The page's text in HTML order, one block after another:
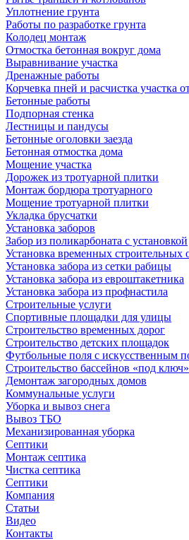
Уплотнение грунта
Работы по разработке грунта
Колодец монтаж
Отмостка бетонная вокруг дома
Выравнивание участка
Дренажные работы
Корчевка пней и расчистка участка
Бетонные работы
Подпорная стенка
Лестницы и пандусы
Бетонные оголовки заезда
Бетонная отмостка дома
Мощение участка
Дорожек из тротуарной плитки
Монтаж бордюра тротуарного
Мощение тротуарной плитки
Укладка брусчатки
Установка заборов
Забор из поликарбоната с установкой
Установка временных строительных
Установка забора из сетки рабицы
Установка забора из евроштакетника
Установка забора из профнастила
Строительные услуги
Спортивные площадки для улицы
Строительство временных дорог
Строительство детских площадок
Футбольные поля с искусственным
Строительство бассейнов «под ключ»
Демонтаж загородных домов
Коммунальные услуги
Уборка и вывоз снега
Вывоз ТБО
Механизированная уборка
Септики
Монтаж септика
Чистка септика
Септики
Компания
Статьи
Видео
Контакты